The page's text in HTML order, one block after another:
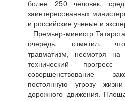
более 250 человек,
заинтересованных
и российские ученые и
Премьер-министр
очередь, отметил, что
травматизм, несмотря
технический прогресс
совершенствование
постоянную угрозу
дорожного движения.